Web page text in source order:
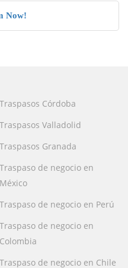
Now!
Traspasos Córdoba
Traspasos Valladolid
Traspasos Granada
Traspaso de negocio en
México
Traspaso de negocio en Perú
Traspaso de negocio en
Colombia
Traspaso de negocio en Chile